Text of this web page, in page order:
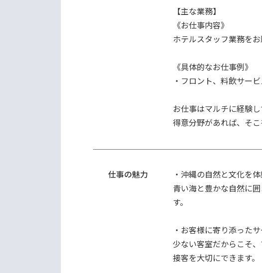
【主な業務】
《お仕事内容》
ホテルスタッフ業務をお
《具体的なお仕事例》
・フロント、料飲サー
お仕事はマルチに経験
得意分野があれば、そ
仕事の魅力
・沖縄の自然と文化を
青い海と豊かな自然に
す。
・お客様に寄り添った
少ない客室だからこそ
接客を大切にできます。